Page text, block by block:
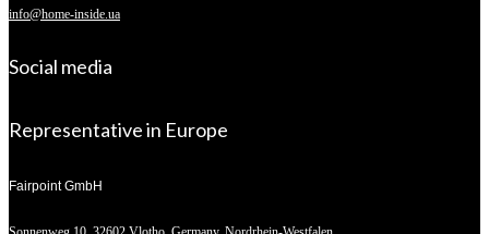
info@home-inside.ua
Social media
Representative in Europe
Fairpoint GmbH